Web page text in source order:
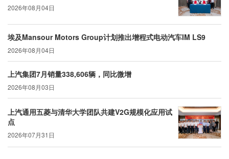
2026年08月04日
埃及Mansour Motors Group计划推出增程式电动汽车IM LS9
2026年08月04日
上汽集团7月销量338,606辆，同比微增
2026年08月03日
上汽通用五菱与清华大学团队共建V2G规模化应用试
点
2026年07月31日